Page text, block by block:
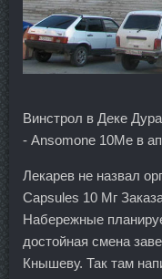
Винстрол в Деке
- Ansomone 10Me в
Лекарев не назвал
Capsules 10 Мг
Набережные
достойная смена
Кнышеву. Так там